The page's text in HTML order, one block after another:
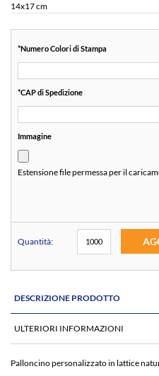
14x17 cm
*Numero Colori di Stampa
*CAP di Spedizione
Immagine
Estensione file permessa per il
Quantità:
DESCRIZIONE PRODOTTO
ULTERIORI INFORMAZIONI
Palloncino personalizzato in lattice